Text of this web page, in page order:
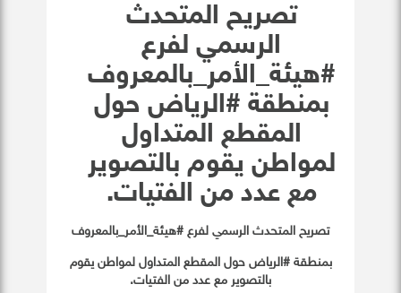
تصريح المتحدث
الرسمي لفرع
#هيئة_الأمر_بالمعروف
بمنطقة #الرياض حول
المقطع المتداول
لمواطن يقوم بالتصوير
مع عدد من الفتيات.
تصريح المتحدث الرسمي لفرع #هيئة_الأمر_بالمعروف
بمنطقة #الرياض حول المقطع المتداول لمواطن يقوم
بالتصوير مع عدد من الفتيات.